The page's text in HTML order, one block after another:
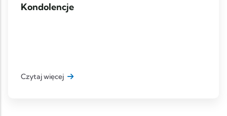
Kondolencje
Czytaj więcej